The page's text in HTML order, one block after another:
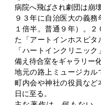
病院へ飛ばされ劇団は崩
９３年に自治医大の義
１倍半。普通９年）。
た「アートインホスピ
「ハートインクリニッ
備え待合室をギャラリー化
地元の路上ミュージカル
町内会や神社の役員な
日に至る。